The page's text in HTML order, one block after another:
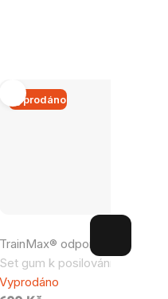
Vyprodáno
TrainMax® odporové gumy, 4
Set gum k posilování celého
hodnocení
produktu
je
Vyprodáno